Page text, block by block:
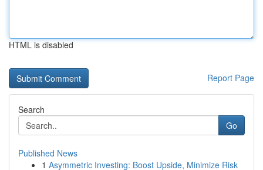
HTML is disabled
Report Page
Search
Go
Published News
1 Asymmetric Investing: Boost Upside, Minimize Risk